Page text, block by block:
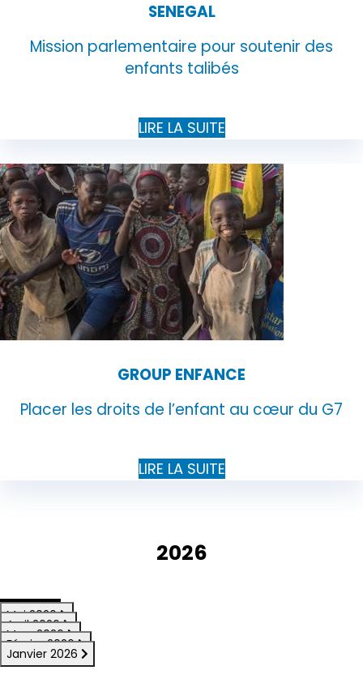
SENEGAL
Mission parlementaire pour soutenir des
enfants talibés
LIRE LA SUITE
GROUP ENFANCE
Placer les droits de l’enfant au cœur du G7
LIRE LA SUITE
2026
Mai 2026
Avril 2026
Mars 2026
Février 2026
Janvier 2026